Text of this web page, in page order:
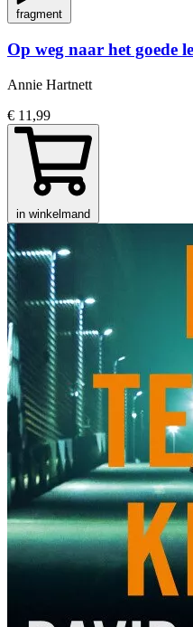
fragment
Op weg naar het goede
Annie Hartnett
€ 11,99
in winkelmand